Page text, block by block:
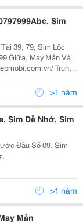
Sim
39, 79, Sim Lộc
Giữa, May Mắn Và
Trung
Được
Www.simde>1 năm
Sim Dễ Nhớ, Sim
Đầu Số 09. Sim
>1 năm
Mắn